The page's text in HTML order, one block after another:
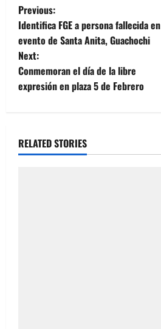
P
o
s
t
a
Previous:
Identifica FGE a persona fallecida en
evento de Santa Anita, Guachochi
Next:
Conmemoran el día de la libre
expresión en plaza 5 de Febrero
RELATED STORIES